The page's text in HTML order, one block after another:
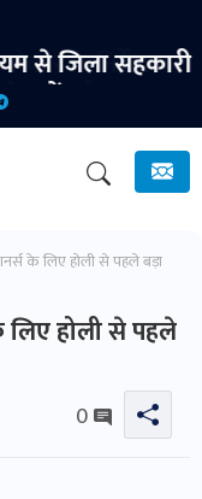
से जिला सहकारी
भेंट।
के लिए होली से पहले बड़ा
लिए होली से पहले
0